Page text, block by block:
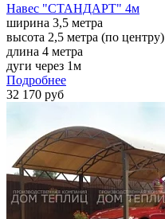
Навес "СТАНДАРТ" 4м
ширина 3,5 метра
высота 2,5 метра (по центру)
длина 4 метра
дуги через 1м
Подробнее
32 170 руб